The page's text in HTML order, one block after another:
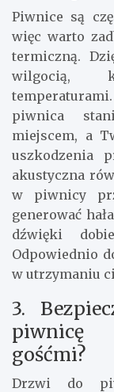
Piwnice są
więc warto
termiczną.
wilgocią,
piwnica
miejscem, a
uszkodzenia
akustyczna
w piwnicy
generować
dźwięki
Odpowiednio
w utrzymaniu
3.
piwnicę
gośćmi?
Drzwi do